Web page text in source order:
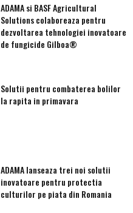
ADAMA si BASF Agricultural
Solutions colaboreaza pentru
dezvoltarea tehnologiei inovatoare
de fungicide Gilboa®
Solutii pentru combaterea bolilor
la rapita in primavara
ADAMA lanseaza trei noi solutii
inovatoare pentru protectia
culturilor pe piata din Romania